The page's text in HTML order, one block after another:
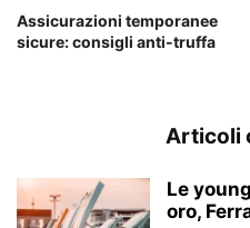
Assicurazioni temporanee
sicure: consigli anti-truffa
Articoli
Le
oro,